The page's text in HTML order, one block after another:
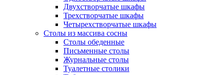
Двухстворчатые шкафы
Трехстворчатые шкафы
Четырехстворчатые шкафы
Столы из массива сосны
Столы обеденные
Письменные столы
Журнальные столы
Туалетные столики